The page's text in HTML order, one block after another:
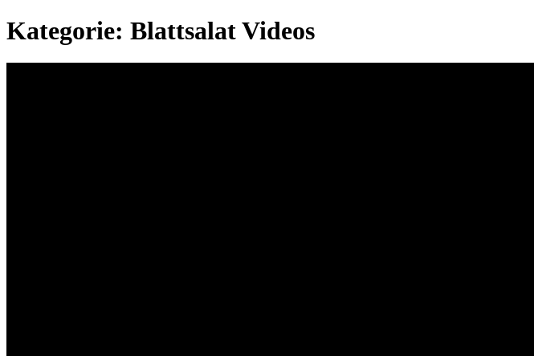
Kategorie: Blattsalat Videos